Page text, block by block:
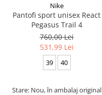
Nike
Pantofi sport unisex React
Pegasus Trail 4
760,00 Lei
531,99 Lei
39 40
Stare: Nou, în ambalaj original